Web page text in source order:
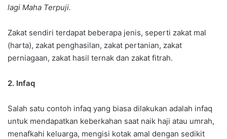
lagi Maha Terpuji.
Zakat sendiri terdapat beberapa jenis, seperti zakat mal
(harta), zakat penghasilan, zakat pertanian, zakat
perniagaan, zakat hasil ternak dan zakat fitrah.
2. Infaq
Salah satu contoh infaq yang biasa dilakukan adalah infaq
untuk mendapatkan keberkahan saat naik haji atau umrah,
menafkahi keluarga, mengisi kotak amal dengan sedikit